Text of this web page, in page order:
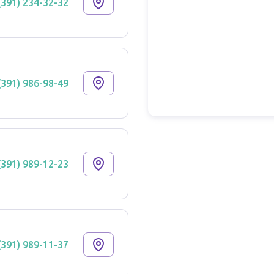
234-32-32
986-98-49
989-12-23
989-11-37